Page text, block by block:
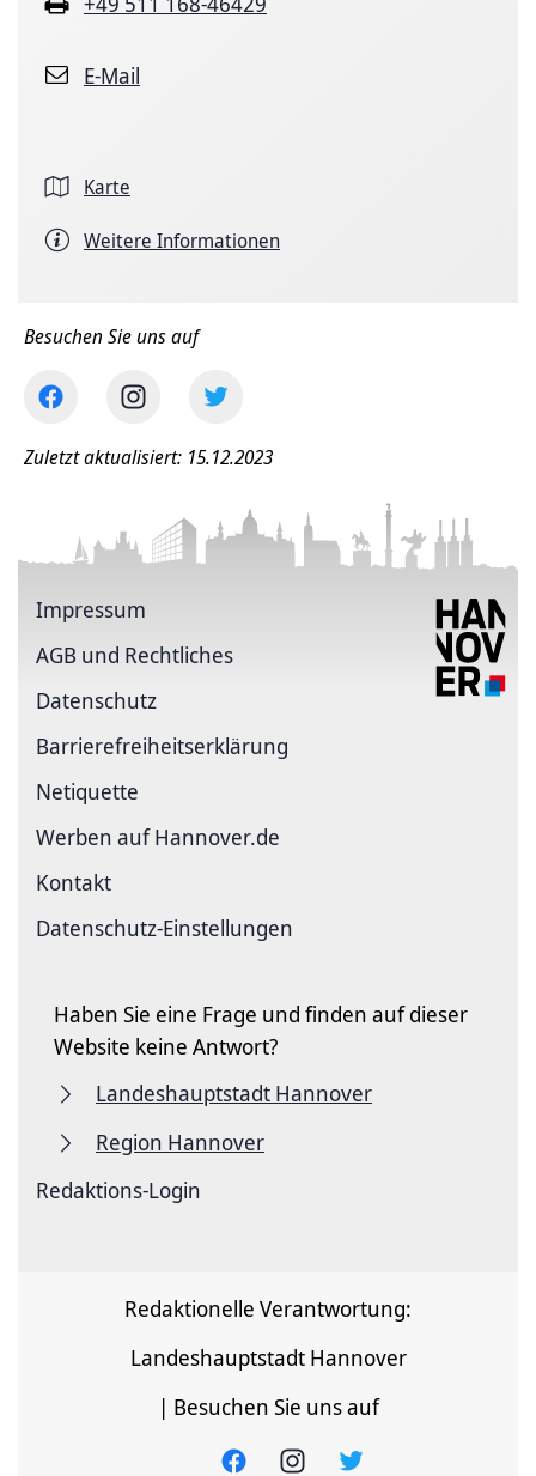
E-Mail
Karte
Weitere Informationen
Besuchen Sie uns auf
Zuletzt aktualisiert: 15.12.2023
Impressum
AGB und Rechtliches
Datenschutz
Barriere­freiheits­erklärung
Netiquette
Werben auf Hannover.de
Kontakt
Datenschutz-Einstellungen
Haben Sie eine Frage und finden auf dieser
Website keine Antwort?
Landeshauptstadt Hannover
Region Hannover
Redaktions-Login
Redaktionelle Verantwortung:
Landeshauptstadt Hannover
| Besuchen Sie uns auf